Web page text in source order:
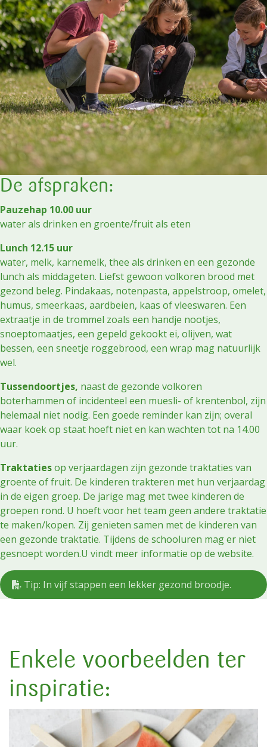
De afspraken:
Pauzehap 10.00 uur
water als drinken en groente/fruit als eten
Lunch 12.15 uur
water, melk, karnemelk, thee als drinken en een gezonde
lunch als middageten. Liefst gewoon volkoren brood met
gezond beleg. Pindakaas, notenpasta, appelstroop, omelet,
humus, smeerkaas, aardbeien, kaas of vleeswaren. Een
extraatje in de trommel zoals een handje nootjes,
snoeptomaatjes, een gepeld gekookt ei, olijven, wat
bessen, een sneetje roggebrood, een wrap mag natuurlijk
wel.
Tussendoortjes, naast de gezonde volkoren
boterhammen of incidenteel een muesli- of krentenbol, zijn
helemaal niet nodig. Een goede reminder kan zijn; overal
waar koek op staat hoeft niet en kan wachten tot na 14.00
uur.
Traktatiesop verjaardagen zijn gezonde traktaties van
groente of fruit. De kinderen trakteren met hun verjaardag
in de eigen groep. De jarige mag met twee kinderen de
groepen rond. U hoeft voor het team geen andere traktatie
te maken/kopen. Zij genieten samen met de kinderen van
een gezonde traktatie. Tijdens de schooluren mag er niet
gesnoept worden.U vindt meer informatie op de website.
Tip: In vijf stappen een lekker gezond broodje.
Enkele voorbeelden ter
inspiratie: